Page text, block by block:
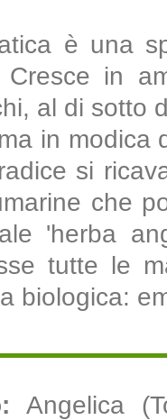
è una
Cresce in
al di sotto
in modica
si
che
'herba
tutte le
biologica:
Angelica